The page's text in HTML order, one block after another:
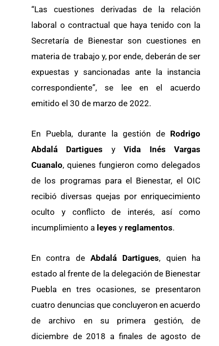
“Las cuestiones derivadas de la relación
laboral o contractual que haya tenido con la
Secretaría de Bienestar son cuestiones en
materia de trabajo y, por ende, deberán de ser
expuestas y sancionadas ante la instancia
correspondiente”, se lee en el acuerdo
emitido el 30 de marzo de 2022.
En Puebla, durante la gestión deRodrigo
Abdalá Dartigues yVida Inés Vargas
Cuanalo, quienes fungieron como delegados
de los programas para el Bienestar, el OIC
recibió diversas quejas por enriquecimiento
oculto y conflicto de interés, así como
incumplimiento a leyes y reglamentos.
En contra de Abdalá Dartigues, quien ha
estado al frente de la delegación de Bienestar
Puebla en tres ocasiones, se presentaron
cuatro denuncias que concluyeron en acuerdo
de archivo en su primera gestión, de
diciembre de 2018 a finales de agosto de